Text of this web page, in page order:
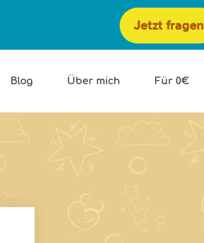
Jetzt fragen
Blog Über mich Für 0€